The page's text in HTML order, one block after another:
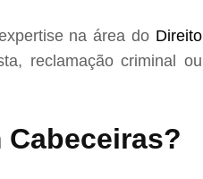
na área do Direito
reclamação criminal ou